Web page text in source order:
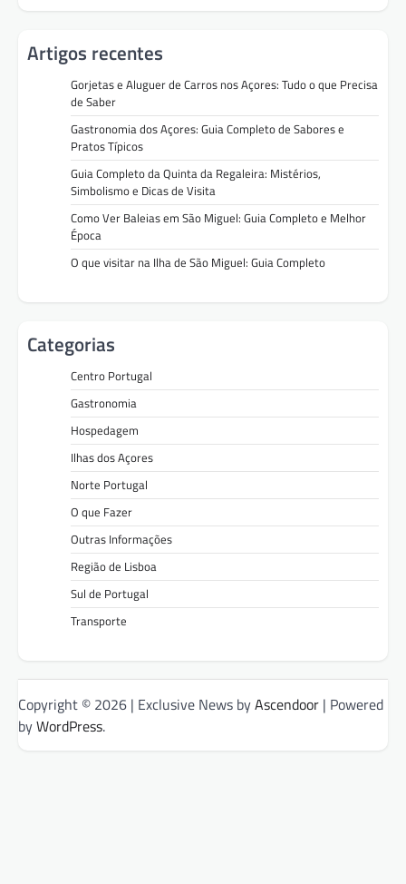
Artigos recentes
Gorjetas e Aluguer de Carros nos Açores: Tudo o que Precisa
de Saber
Gastronomia dos Açores: Guia Completo de Sabores e
Pratos Típicos
Guia Completo da Quinta da Regaleira: Mistérios,
Simbolismo e Dicas de Visita
Como Ver Baleias em São Miguel: Guia Completo e Melhor
Época
O que visitar na Ilha de São Miguel: Guia Completo
Categorias
Centro Portugal
Gastronomia
Hospedagem
Ilhas dos Açores
Norte Portugal
O que Fazer
Outras Informações
Região de Lisboa
Sul de Portugal
Transporte
Copyright © 2026 | Exclusive News byAscendoor | Powered
byWordPress.